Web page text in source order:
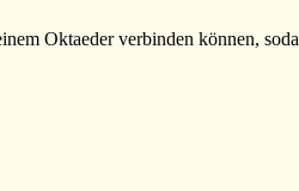
Oktaeder verbindenkönnen,